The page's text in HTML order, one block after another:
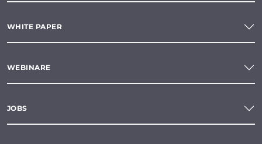
WHITE PAPER
WEBINARE
JOBS